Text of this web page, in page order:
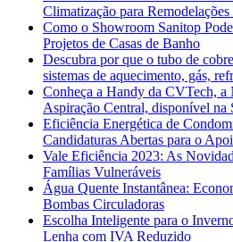
Climatização para
Como o Showroom Sanitop
Projetos de Casas de Banho
Descubra por que o tubo de
sistemas de aquecimento, gás,
Conheça a Handy da CVTech, a
Aspiração Central, disponível na
Eficiência Energética de
Candidaturas Abertas para o
Vale Eficiência 2023: As
Famílias Vulneráveis
Água Quente Instantânea:
Bombas Circuladoras
Escolha Inteligente para o
Lenha com IVA Reduzido